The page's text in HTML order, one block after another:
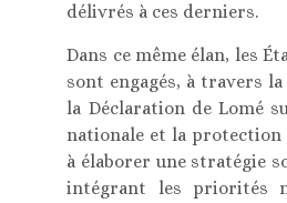
délivrés à ces derniers.
Dans ce même élan, les
sont engagés, à travers
la Déclaration de Lomé
nationale et la protection
à élaborer une stratégie
intégrant les priorités